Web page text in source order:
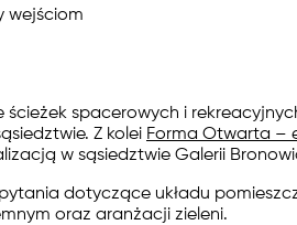
wejściom
spacerowych i
Z kolei Forma Otwarta –
w sąsiedztwie Galerii
dotyczące układu
oraz aranżacji zieleni.